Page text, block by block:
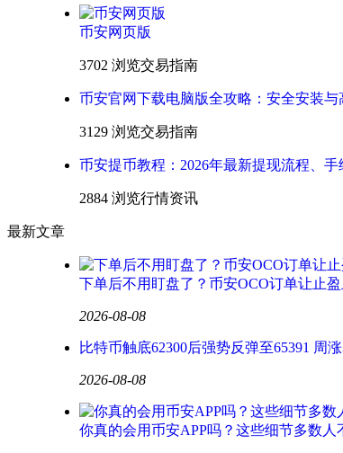
币安网页版
3702 浏览交易指南
币安官网下载电脑版全攻略：安全安装与
3129 浏览交易指南
币安提币教程：2026年最新提现流程、
2884 浏览行情资讯
最新文章
下单后不用盯盘了？币安OCO订单让止
2026-08-08
比特币触底62300后强势反弹至65391 周
2026-08-08
你真的会用币安APP吗？这些细节多数人